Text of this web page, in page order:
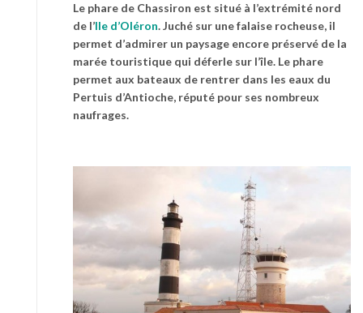
Le phare de Chassiron est situé à l’extrémité nord
de l’Ile d’Oléron. Juché sur une falaise rocheuse, il
permet d’admirer un paysage encore préservé de la
marée touristique qui déferle sur l’île. Le phare
permet aux bateaux de rentrer dans les eaux du
Pertuis d’Antioche, réputé pour ses nombreux
naufrages.